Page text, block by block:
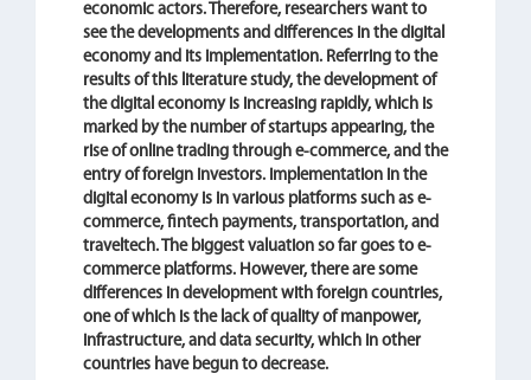
economic actors. Therefore, researchers want to
see the developments and differences in the digital
economy and its implementation. Referring to the
results of this literature study, the development of
the digital economy is increasing rapidly, which is
marked by the number of startups appearing, the
rise of online trading through e-commerce, and the
entry of foreign investors. implementation in the
digital economy is in various platforms such as e-
commerce, fintech payments, transportation, and
traveltech. The biggest valuation so far goes to e-
commerce platforms. However, there are some
differences in development with foreign countries,
one of which is the lack of quality of manpower,
infrastructure, and data security, which in other
countries have begun to decrease.